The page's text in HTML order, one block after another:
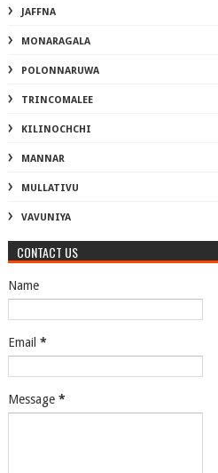
JAFFNA
MONARAGALA
POLONNARUWA
TRINCOMALEE
KILINOCHCHI
MANNAR
MULLATIVU
VAVUNIYA
CONTACT US
Name
Email *
Message *